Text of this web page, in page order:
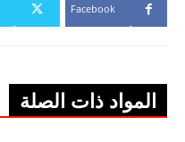
Facebook
المواد ذات الصلة